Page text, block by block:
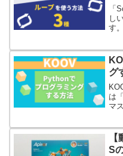
「
し
す。
グ
は
マ
S